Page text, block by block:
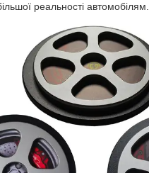
реальності автомобілям.